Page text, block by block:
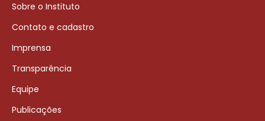
Sobre o Instituto
Contato e cadastro
Imprensa
Transparência
Equipe
Publicações